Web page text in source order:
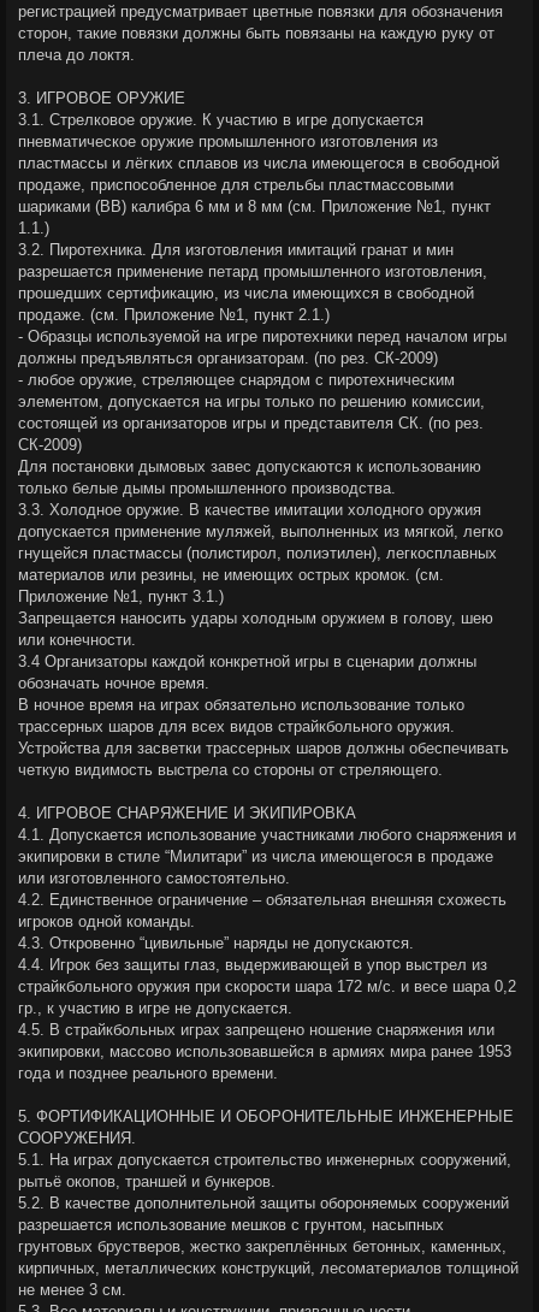
регистрацией предусматривает цветные повязки для обозначения
сторон, такие повязки должны быть повязаны на каждую руку от
плеча до локтя.
3. ИГРОВОЕ ОРУЖИЕ
3.1. Стрелковое оружие. К участию в игре допускается
пневматическое оружие промышленного изготовления из
пластмассы и лёгких сплавов из числа имеющегося в свободной
продаже, приспособленное для стрельбы пластмассовыми
шариками (ВВ) калибра 6 мм и 8 мм (cм. Приложение №1, пункт
1.1.)
3.2. Пиротехника. Для изготовления имитаций гранат и мин
разрешается применение петард промышленного изготовления,
прошедших сертификацию, из числа имеющихся в свободной
продаже. (cм. Приложение №1, пункт 2.1.)
- Образцы используемой на игре пиротехники перед началом игры
должны предъявляться организаторам. (по рез. СК-2009)
- любое оружие, стреляющее снарядом с пиротехническим
элементом, допускается на игры только по решению комиссии,
состоящей из организаторов игры и представителя СК. (по рез.
СК-2009)
Для постановки дымовых завес допускаются к использованию
только белые дымы промышленного производства.
3.3. Холодное оружие. В качестве имитации холодного оружия
допускается применение муляжей, выполненных из мягкой, легко
гнущейся пластмассы (полистирол, полиэтилен), легкосплавных
материалов или резины, не имеющих острых кромок. (cм.
Приложение №1, пункт 3.1.)
Запрещается наносить удары холодным оружием в голову, шею
или конечности.
3.4 Организаторы каждой конкретной игры в сценарии должны
обозначать ночное время.
В ночное время на играх обязательно использование только
трассерных шаров для всех видов страйкбольного оружия.
Устройства для засветки трассерных шаров должны обеспечивать
четкую видимость выстрела со стороны от стреляющего.
4. ИГРОВОЕ СНАРЯЖЕНИЕ И ЭКИПИРОВКА
4.1. Допускается использование участниками любого снаряжения и
экипировки в стиле “Милитари” из числа имеющегося в продаже
или изготовленного самостоятельно.
4.2. Единственное ограничение – обязательная внешняя схожесть
игроков одной команды.
4.3. Откровенно “цивильные” наряды не допускаются.
4.4. Игрок без защиты глаз, выдерживающей в упор выстрел из
страйкбольного оружия при скорости шара 172 м/с. и весе шара 0,2
гр., к участию в игре не допускается.
4.5. В страйкбольных играх запрещено ношение снаряжения или
экипировки, массово использовавшейся в армиях мира ранее 1953
года и позднее реального времени.
5. ФОРТИФИКАЦИОННЫЕ И ОБОРОНИТЕЛЬНЫЕ ИНЖЕНЕРНЫЕ
СООРУЖЕНИЯ.
5.1. На играх допускается строительство инженерных сооружений,
рытьё окопов, траншей и бункеров.
5.2. В качестве дополнительной защиты обороняемых сооружений
разрешается использование мешков с грунтом, насыпных
грунтовых брустверов, жестко закреплённых бетонных, каменных,
кирпичных, металлических конструкций, лесоматериалов толщиной
не менее 3 см.